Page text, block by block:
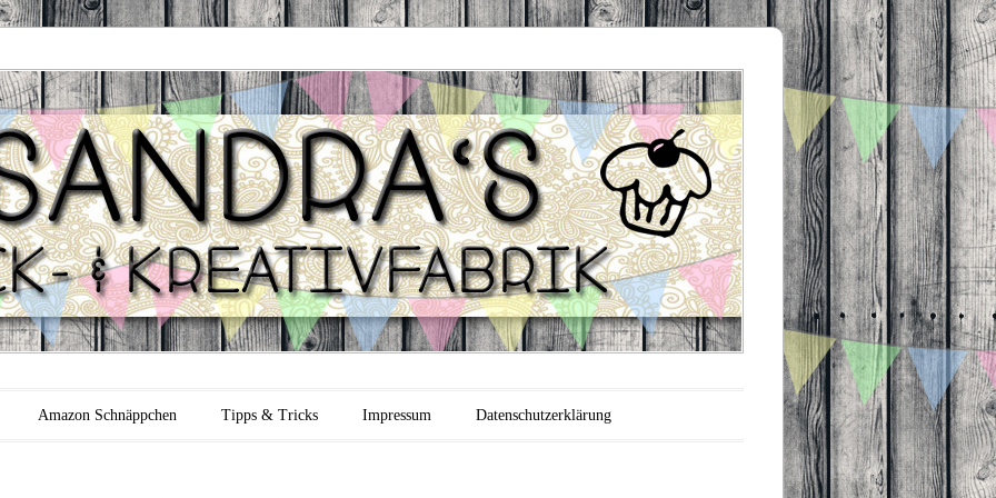
Backfabrik
Amazon Schnäppchen Tipps & Tricks Impressum Datenschutzerklärung